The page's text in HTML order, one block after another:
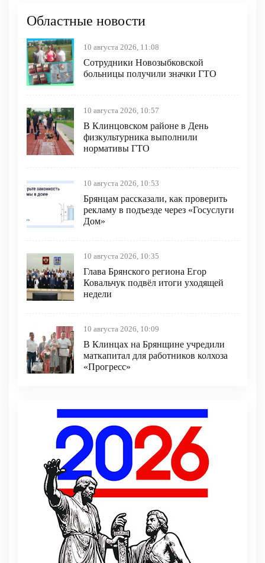
Областные новости
10 августа 2026, 11:08
Сотрудники Новозыбковской
больницы получили значки ГТО
10 августа 2026, 10:57
В Клинцовском районе в День
физкультурника выполнили
нормативы ГТО
10 августа 2026, 10:53
Брянцам рассказали, как проверить
рекламу в подъезде через «Госуслуги
Дом»
10 августа 2026, 10:35
Глава Брянского региона Егор
Ковальчук подвёл итоги уходящей
недели
10 августа 2026, 10:09
В Клинцах на Брянщине учредили
маткапитал для работников колхоза
«Прогресс»